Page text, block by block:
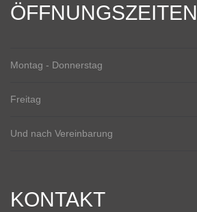
ÖFFNUNGSZEITEN
Montag - Donnerstag
Freitag
Und nach Vereinbarung
KONTAKT